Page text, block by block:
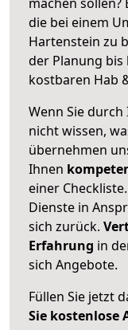
die bei einem
Hartenstein zu
der Planung bis
kostbaren Hab
Wenn Sie
nicht wissen,
übernehmen
Ihnen
einer Checkliste.
Dienste in
sich zurück.
Erfahrung in
sich Angebote.
Füllen Sie jetzt
Sie kostenlose